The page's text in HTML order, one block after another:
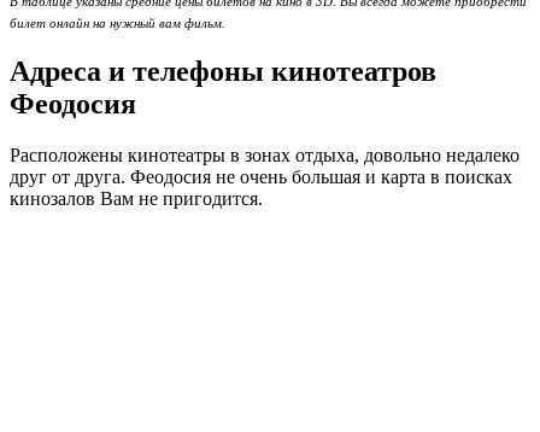
билет онлайн на нужный вам фильм.
Адреса и телефоны кинотеатров
Феодосия
Расположены кинотеатры в зонах отдыха, довольно недалеко
друг от друга. Феодосия не очень большая и карта в поисках
кинозалов Вам не пригодится.